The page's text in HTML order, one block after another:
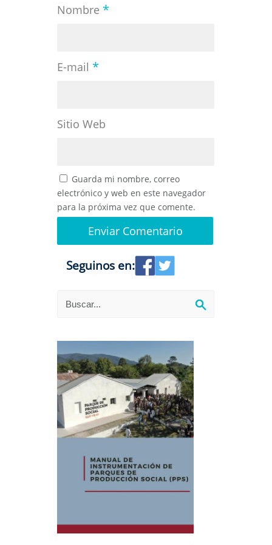
Nombre *
E-mail *
Sitio Web
Guarda mi nombre, correo
electrónico y web en este navegador
para la próxima vez que comente.
Seguinos en: